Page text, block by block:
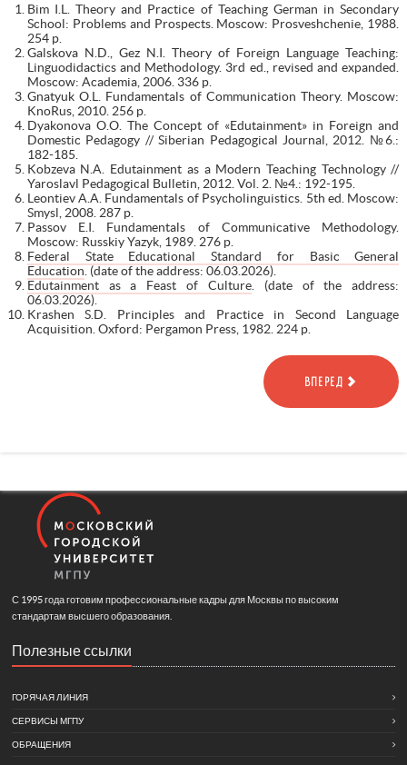
Bim I.L. Theory and Practice of Teaching German in Secondary
School: Problems and Prospects. Moscow: Prosveshchenie, 1988.
254 p.
Galskova N.D., Gez N.I. Theory of Foreign Language Teaching:
Linguodidactics and Methodology. 3rd ed., revised and expanded.
Moscow: Academia, 2006. 336 p.
Gnatyuk O.L. Fundamentals of Communication Theory. Moscow:
KnoRus, 2010. 256 p.
Dyakonova O.O. The Concept of «Edutainment» in Foreign and
Domestic Pedagogy // Siberian Pedagogical Journal, 2012. №6.:
182-185.
Kobzeva N.A. Edutainment as a Modern Teaching Technology //
Yaroslavl Pedagogical Bulletin, 2012. Vol. 2. №4.: 192-195.
Leontiev A.A. Fundamentals of Psycholinguistics. 5th ed. Moscow:
Smysl, 2008. 287 p.
Passov E.I. Fundamentals of Communicative Methodology.
Moscow: Russkiy Yazyk, 1989. 276 p.
Federal State Educational Standard for Basic General
Education . (date of the address: 06.03.2026).
Edutainment as a Feast of Culture. (date of the address:
06.03.2026).
Krashen S.D. Principles and Practice in Second Language
Acquisition. Oxford: Pergamon Press, 1982. 224 p.
ВПЕРЕД
С 1995 года готовим профессиональные кадры для Москвы по высоким
стандартам высшего образования.
Полезные ссылки
ГОРЯЧАЯ ЛИНИЯ
СЕРВИСЫ МГПУ
ОБРАЩЕНИЯ